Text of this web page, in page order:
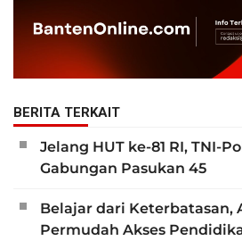
BERITA TERKAIT
Jelang HUT ke-81 RI, TNI-
Gabungan Pasukan 45
Belajar dari Keterbatasan,
Permudah Akses